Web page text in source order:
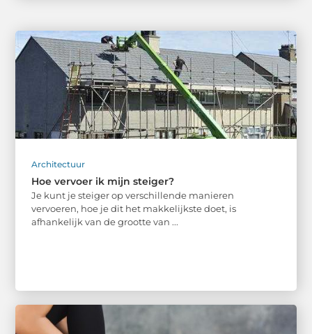
Architectuur
Hoe vervoer ik mijn steiger?
Je kunt je steiger op verschillende manieren
vervoeren, hoe je dit het makkelijkste doet, is
afhankelijk van de grootte van ...